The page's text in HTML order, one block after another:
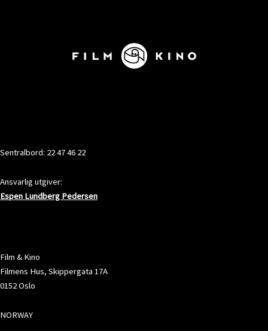
Sentralbord: 22 47 46 22
Ansvarlig utgiver:
Espen Lundberg Pedersen
Film & Kino
Filmens Hus, Skippergata 17A
0152 Oslo
NORWAY